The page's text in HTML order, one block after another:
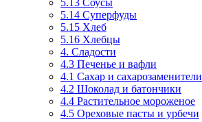
5.14 Суперфуды
5.15 Хлеб
5.16 Хлебцы
4. Сладости
4.3 Печенье и вафли
4.1 Сахар и сахарозаменители
4.2 Шоколад и батончики
4.4 Растительное мороженое
4.5 Ореховые пасты и урбечи